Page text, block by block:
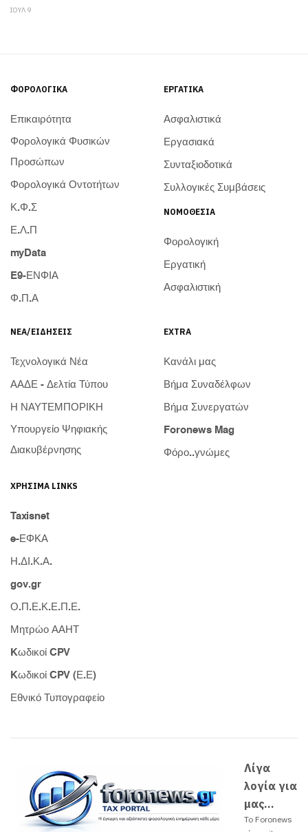
ΙΟΥΛ 9
ΦΟΡΟΛΟΓΙΚΆ
Επικαιρότητα
Φορολογικά Φυσικών
Προσώπων
Φορολογικά Οντοτήτων
Κ.Φ.Σ
Ε.Λ.Π
myData
E9-ΕΝΦΙΑ
Φ.Π.Α
ΕΡΓΑΤΙΚΆ
Ασφαλιστικά
Εργασιακά
Συνταξιοδοτικά
Συλλογικές Συμβάσεις
ΝΟΜΟΘΕΣΊΑ
Φορολογική
Εργατική
Ασφαλιστική
ΝΈΑ/ΕΙΔΉΣΕΙΣ
Τεχνολογικά Νέα
ΑΑΔΕ - Δελτία Τύπου
Η ΝΑΥΤΕΜΠΟΡΙΚΗ
Υπουργείο Ψηφιακής
Διακυβέρνησης
EXTRA
Κανάλι μας
Βήμα Συναδέλφων
Βήμα Συνεργατών
Foronews Mag
Φόρο..γνώμες
ΧΡΉΣΙΜΑ LINKS
Taxisnet
e-ΕΦΚΑ
Η.ΔΙ.Κ.Α.
gov.gr
Ο.Π.Ε.Κ.Ε.Π.Ε.
Μητρώο ΑΑΗΤ
Kωδικοί CPV
Kωδικοί CPV (Ε.Ε)
Εθνικό Τυπογραφείο
Λίγα
λογία για
μας...
Το Foronews